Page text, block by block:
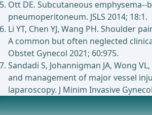
Ott DE. Subcutaneous emphysema--
pneumoperitoneum. JSLS 2014; 18:1.
Li YT, Chen YJ, Wang PH. Shoulder
A common but often neglected
Obstet Gynecol 2021; 60:975.
Sandadi S, Johannigman JA, Wong
and management of major vessel
laparoscopy. J Minim Invasive
El punto de Palmer